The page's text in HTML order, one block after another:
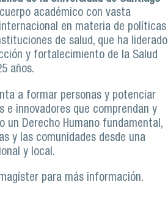
académico con vasta
en materia de políticas
de salud, que ha liderado
y fortalecimiento de la Salud
años.
a formar personas y potenciar
e innovadores que comprendan y
un Derecho Humano fundamental,
y las comunidades desde una
y local.
para más información.